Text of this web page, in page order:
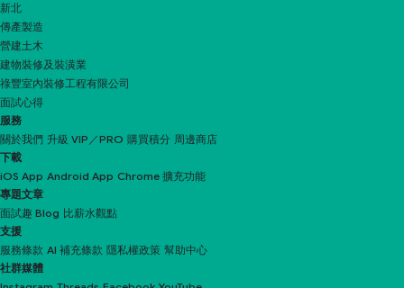
新北
傳產製造
營建土木
建物裝修及裝潢業
祿豐室內裝修工程有限公司
面試心得
服務
關於我們 升級 VIP／PRO 購買積分 周邊商店
下載
iOS App Android App Chrome 擴充功能
專題文章
面試趣 Blog 比薪水觀點
支援
服務條款 AI 補充條款 隱私權政策 幫助中心
社群媒體